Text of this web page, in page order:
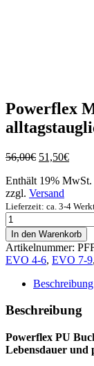
Powerflex
56,00€
war:
56,00€
51,50€
ist:
Enthält 19% MwSt.
zzgl. Versand
Lieferzeit: ca. 3-4
Powerflex
Motorlager
(lila
/
alltagstauglich)
vorne
Evo
4-
Menge
In den Warenkorb
Artikelnummer:
EVO 4-6, EVO 7-9,
Beschreibung
Beschreibung
Powerflex PU
Lebensdauer und